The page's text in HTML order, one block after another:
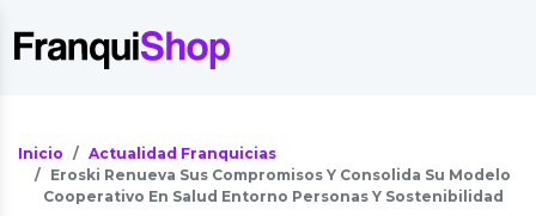
Inicio
Actualidad Franquicias
Eroski Renueva Sus Compromisos Y Consolida Su Modelo
Cooperativo En Salud Entorno Personas Y Sostenibilidad